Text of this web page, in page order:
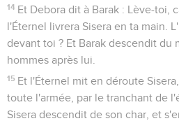
14 Et Debora dit à Barak : Lève-toi,
l'Éternel livrera Sisera en ta main.
devant toi ? Et Barak descendit du
hommes après lui.
15 Et l'Éternel mit en déroute
toute l'armée, par le tranchant de
Sisera descendit de son char, et